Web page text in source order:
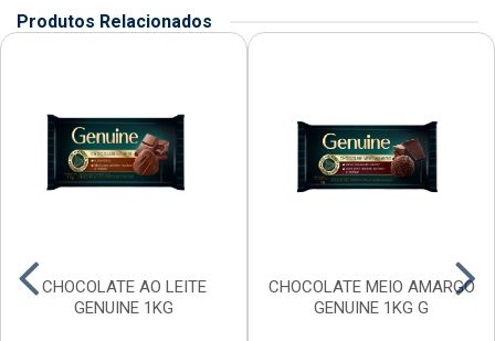
Produtos Relacionados
CHOCOLATE AO LEITE
GENUINE 1KG
CHOCOLATE MEIO AMARGO
GENUINE 1KG G